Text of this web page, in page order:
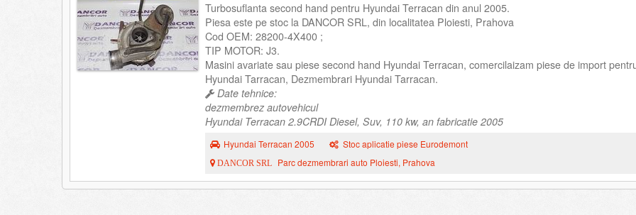
Turbosuflanta second hand pentru Hyundai Terracan din anul 2005.
Piesa este pe stoc la DANCOR SRL, din localitatea Ploiesti, Prahova
Cod OEM: 28200-4X400 ;
TIP MOTOR: J3.
Masini avariate sau piese second hand Hyundai Terracan, comercilaizam piese de import
Hyundai Tarracan, Dezmembrari Hyundai Tarracan.
Date tehnice:
dezmembrez autovehicul
Hyundai Terracan 2.9CRDI Diesel, Suv, 110 kw, an fabricatie 2005
Hyundai Terracan 2005 Stoc aplicatie piese Eurodemont
DANCOR SRL Parc dezmembrari auto Ploiesti, Prahova